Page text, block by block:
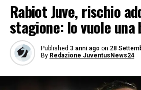
Rabiot Juve, rischio
stagione: lo vuole una
Published 3 anni ago on 28
By Redazione JuventusNews24